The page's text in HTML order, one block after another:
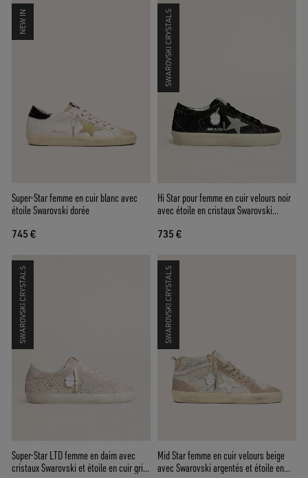
NEW IN
Super-Star femme en cuir blanc avec
étoile Swarovski dorée
745 €
SWAROVSKI CRYSTALS
Hi Star pour femme en cuir velours noir
avec étoile en cristaux Swarovski
735 €
SWAROVSKI CRYSTALS
Super-Star LTD femme en daim avec
cristaux Swarovski et étoile en cuir gris
SWAROVSKI CRYSTALS
Mid Star femme en cuir velours beige
avec Swarovski argentés et étoile en